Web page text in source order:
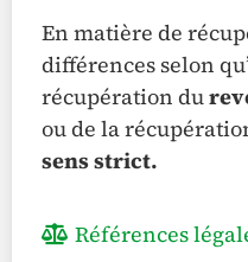
En matière de
différences selon
récupération du
ou de la
sens strict.
Références